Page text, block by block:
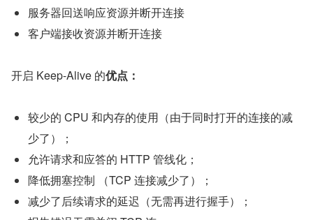
服务器回送响应资源并断开连接
客户端接收资源并断开连接
开启 Keep-Alive 的优点：
较少的 CPU 和内存的使⽤（由于同时打开的连接的减
少了）；
允许请求和应答的 HTTP 管线化；
降低拥塞控制 （TCP 连接减少了）；
减少了后续请求的延迟（⽆需再进⾏握⼿）；